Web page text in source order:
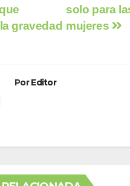
solo para
mujeres
gravedad
PorEditor